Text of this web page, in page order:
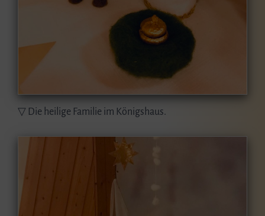
▽ Die heilige Familie im Königshaus.